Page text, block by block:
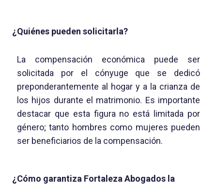
¿Quiénes pueden solicitarla?
La compensación económica puede ser
solicitada por el cónyuge que se dedicó
preponderantemente al hogar y a la crianza de
los hijos durante el matrimonio. Es importante
destacar que esta figura no está limitada por
género; tanto hombres como mujeres pueden
ser beneficiarios de la compensación.
¿Cómo garantiza Fortaleza Abogados la